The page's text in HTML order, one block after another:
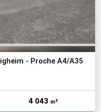
- Proche A4/A35
4 043 m²